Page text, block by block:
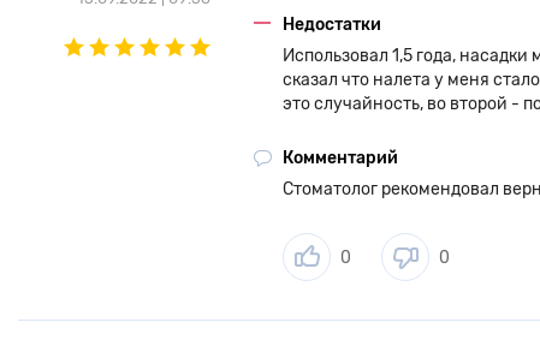
Для зарядки аккумулятора используется фирменная док
щетке применена, традиционная для китайского
устройством при помощи смартфона. Связь с устройством
возможность просматривать данные о чистке зубов, а так же
настраивать различные режимы чистки.
Недостатки
Использовал 1,5 года,
сказал что налета у меня
это случайность, во второй -
Комментарий
Стоматолог рекомендовал
0 0